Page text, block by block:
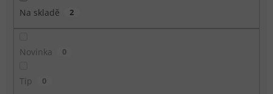
Na skladě 2
Novinka 0
Tip 0